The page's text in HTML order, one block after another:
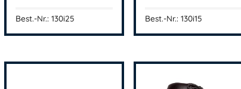
Best.-Nr.: 130i25 Best.-Nr.: 130i15